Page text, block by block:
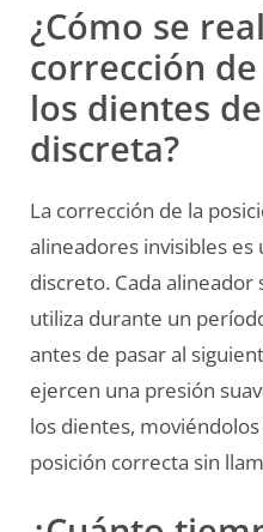
¿Cómo se
corrección
los dientes
discreta?
La corrección de la
alineadores invisibles es
discreto. Cada alineador
utiliza durante un
antes de pasar al
ejercen una presión
los dientes,
posición correcta sin